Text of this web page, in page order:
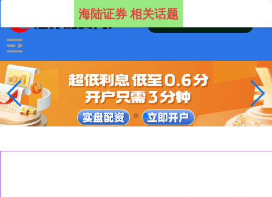
海陆证券 相关话题